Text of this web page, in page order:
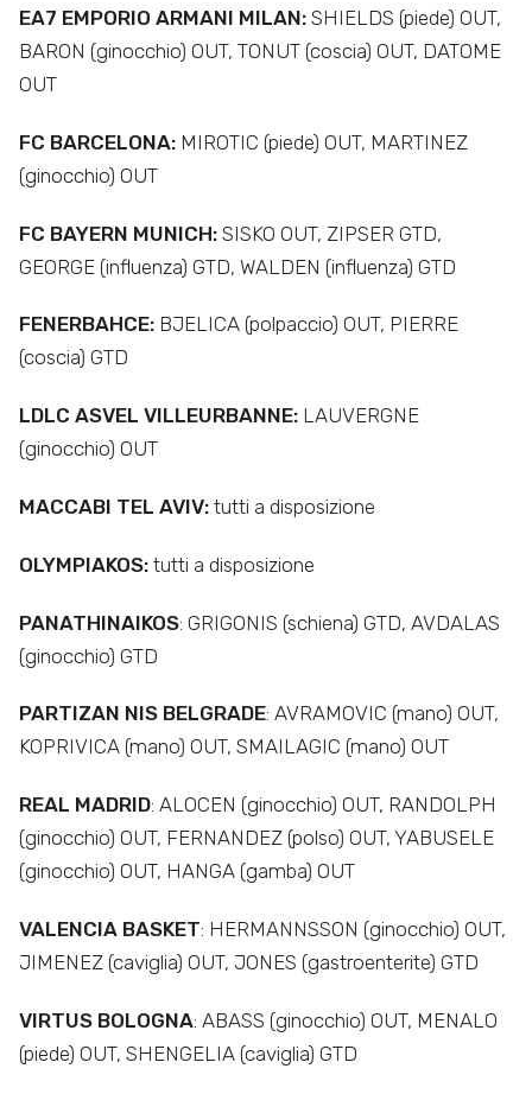
EA7 EMPORIO ARMANI MILAN: SHIELDS (piede) OUT,
BARON (ginocchio) OUT, TONUT (coscia) OUT, DATOME
OUT
FC BARCELONA: MIROTIC (piede) OUT, MARTINEZ
(ginocchio) OUT
FC BAYERN MUNICH: SISKO OUT, ZIPSER GTD,
GEORGE (influenza) GTD, WALDEN (influenza) GTD
FENERBAHCE: BJELICA (polpaccio) OUT, PIERRE
(coscia) GTD
LDLC ASVEL VILLEURBANNE: LAUVERGNE
(ginocchio) OUT
MACCABI TEL AVIV: tutti a disposizione
OLYMPIAKOS: tutti a disposizione
PANATHINAIKOS: GRIGONIS (schiena) GTD, AVDALAS
(ginocchio) GTD
PARTIZAN NIS BELGRADE: AVRAMOVIC (mano) OUT,
KOPRIVICA (mano) OUT, SMAILAGIC (mano) OUT
REAL MADRID: ALOCEN (ginocchio) OUT, RANDOLPH
(ginocchio) OUT, FERNANDEZ (polso) OUT, YABUSELE
(ginocchio) OUT, HANGA (gamba) OUT
VALENCIA BASKET: HERMANNSSON (ginocchio) OUT,
JIMENEZ (caviglia) OUT, JONES (gastroenterite) GTD
VIRTUS BOLOGNA: ABASS (ginocchio) OUT, MENALO
(piede) OUT, SHENGELIA (caviglia) GTD